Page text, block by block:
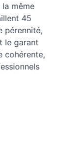
même
45
pérennité,
le garant
cohérente,